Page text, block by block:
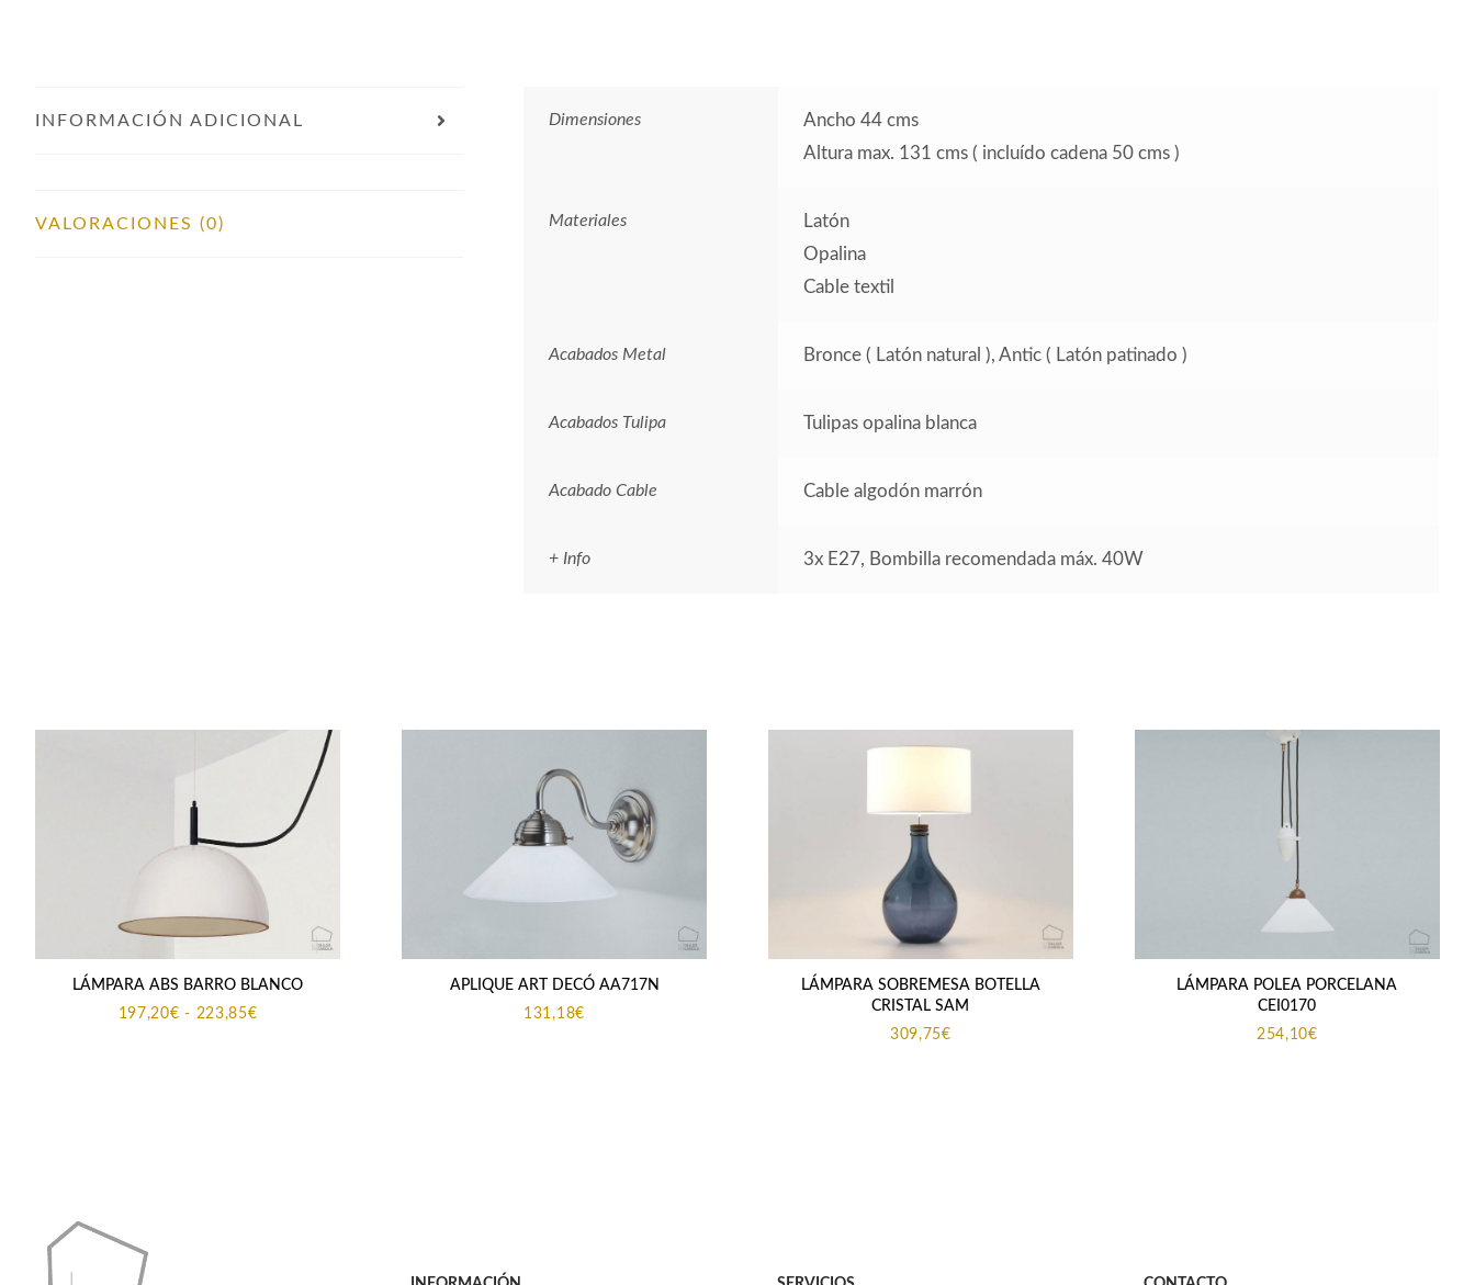
INFORMACIÓN ADICIONAL
VALORACIONES (0)
Dimensiones
Ancho 44 cms
Altura max. 131 cms ( incluído cadena 50 cms )
Materiales
Latón
Opalina
Cable textil
Acabados Metal Bronce ( Latón natural ), Antic ( Latón patinado )
Acabados Tulipa Tulipas opalina blanca
Acabado Cable Cable algodón marrón
+ Info 3x E27, Bombilla recomendada máx. 40W
LÁMPARA ABS BARRO BLANCO
197,20€ - 223,85€Rango
APLIQUE ART DECÓ AA717N
131,18€
LÁMPARA SOBREMESA BOTELLA
CRISTAL SAM
309,75€
LÁMPARA POLEA PORCELANA
CEI0170
254,10€